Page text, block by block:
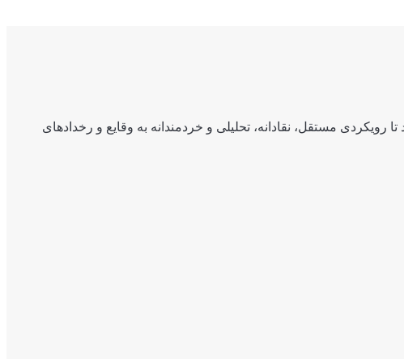
مستقل، نقادانه، تحلیلی و خردمندانه به وقایع و رخدادهای